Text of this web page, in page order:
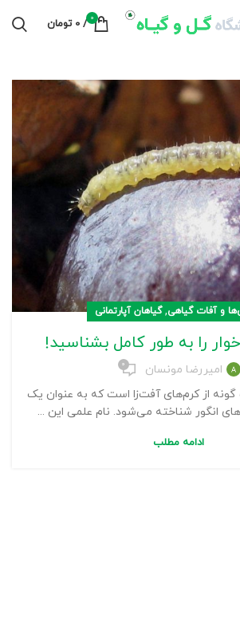
0
/
0 تومان
و آفات گیاهی,گیاهان آپارتمانی
را به طور کامل بشناسید!
امیررضا مونسان ۰
از کرم‌های آفت‌زا است که به عنوان یک
انگور شناخته می‌شود. نام علمی این ...
ادامه مطلب